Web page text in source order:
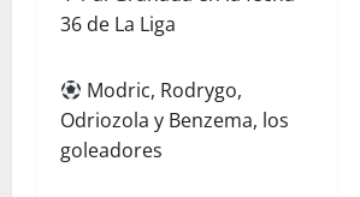
36 de La Liga
Modric, Rodrygo,
Odriozola y Benzema, los
goleadores